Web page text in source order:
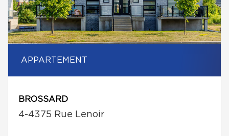
APPARTEMENT
BROSSARD
4-4375 Rue Lenoir